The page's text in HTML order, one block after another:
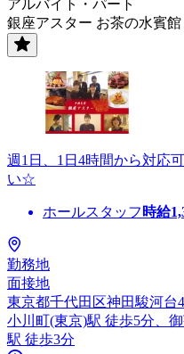
アルバイト・パート
銀座アスター お茶の水賓館
週1日、1日4時間から対応
い☆
ホールスタッフ 時給
勤務地
面接地
東京都千代田区神田駿河台
小川町(東京)駅 徒歩5分、
駅 徒歩3分